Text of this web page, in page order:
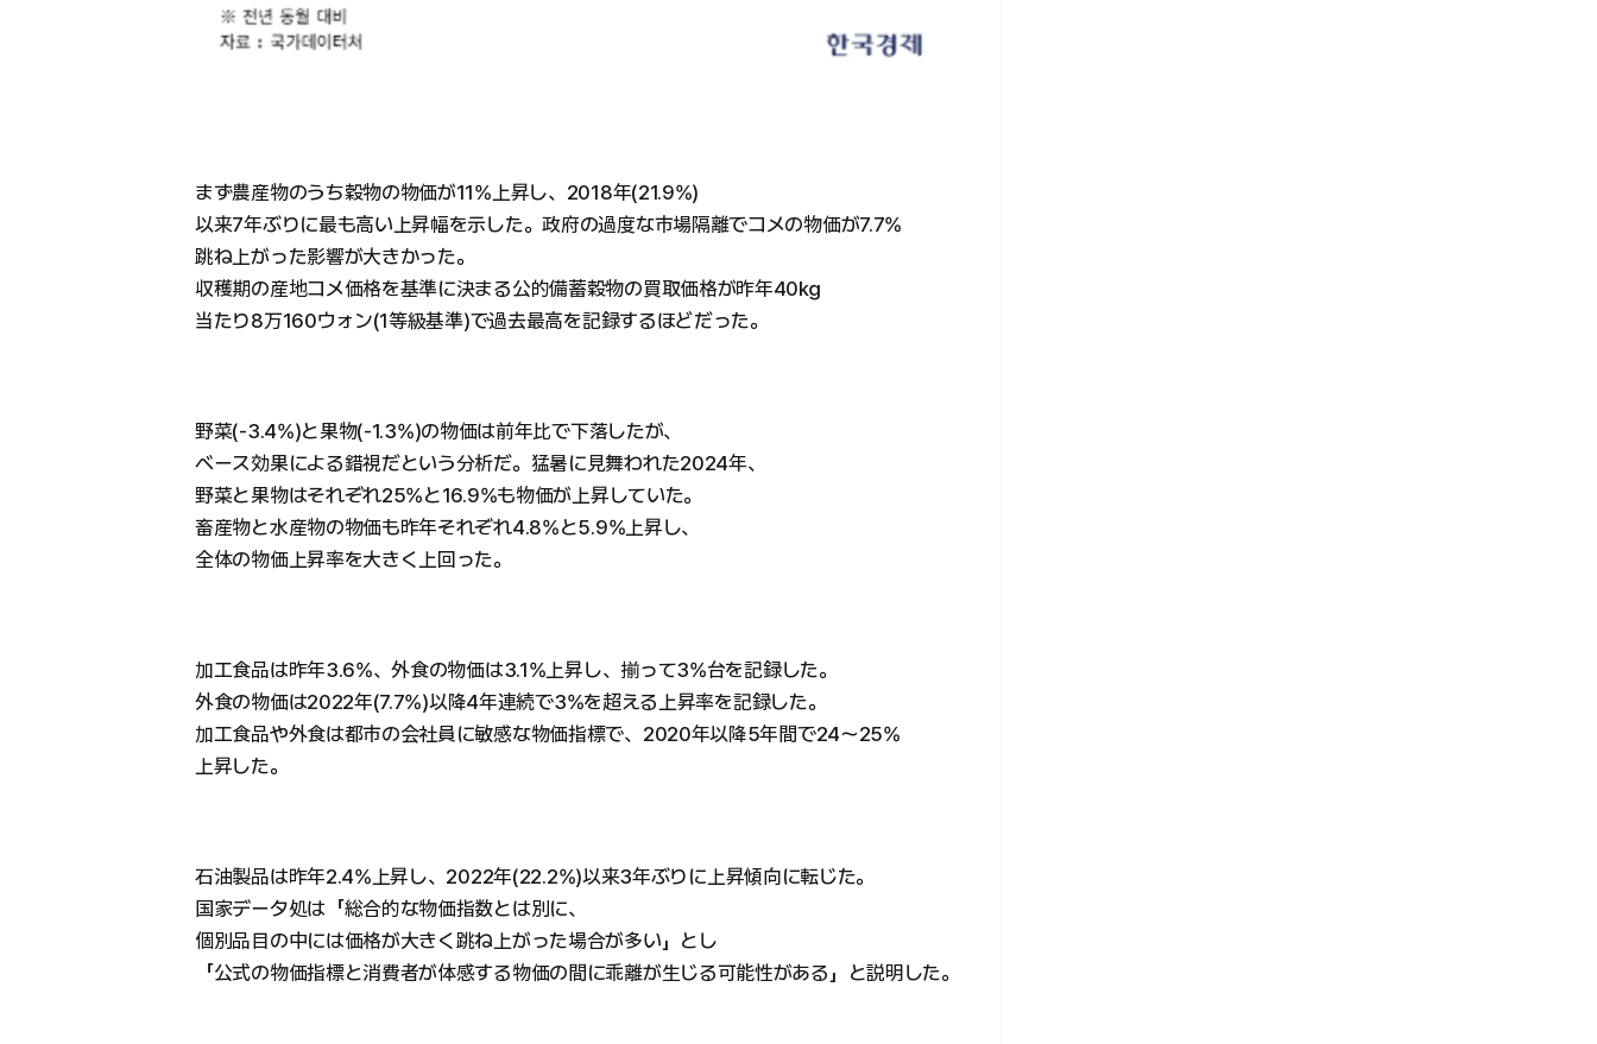
まず農産物のうち穀物の物価が11%上昇し、2018年(21.9%)
以来7年ぶりに最も高い上昇幅を示した。政府の過度な市場隔離でコメの物価が7.7%
跳ね上がった影響が大きかった。
収穫期の産地コメ価格を基準に決まる公的備蓄穀物の買取価格が昨年40㎏
当たり8万160ウォン(1等級基準)で過去最高を記録するほどだった。
野菜(-3.4%)と果物(-1.3%)の物価は前年比で下落したが、
ベース効果による錯視だという分析だ。猛暑に見舞われた2024年、
野菜と果物はそれぞれ25%と16.9%も物価が上昇していた。
畜産物と水産物の物価も昨年それぞれ4.8%と5.9%上昇し、
全体の物価上昇率を大きく上回った。
加工食品は昨年3.6%、外食の物価は3.1%上昇し、揃って3%台を記録した。
外食の物価は2022年(7.7%)以降4年連続で3%を超える上昇率を記録した。
加工食品や外食は都市の会社員に敏感な物価指標で、2020年以降5年間で24〜25%
上昇した。
石油製品は昨年2.4%上昇し、2022年(22.2%)以来3年ぶりに上昇傾向に転じた。
国家データ処は「総合的な物価指数とは別に、
個別品目の中には価格が大きく跳ね上がった場合が多い」とし
「公式の物価指標と消費者が体感する物価の間に乖離が生じる可能性がある」と説明した。